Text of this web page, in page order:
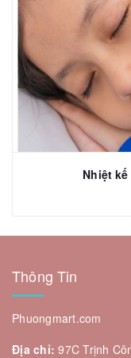
Nhiệt kế
Thông Tin
Phuongmart.com
Địa chỉ: 97C Trịnh